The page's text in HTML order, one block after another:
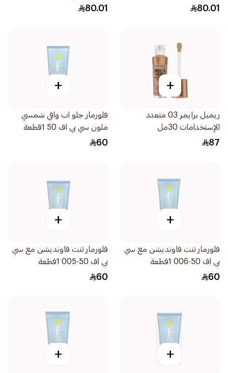
80.01
80.01
+
ريميل برايمر 03 متعدد
الإستخدامات 30مل
87
+
فلورمار جلو اب واقي شمسي
ملون سي بي اف 50 1قطعة
60
+
فلورمار تنت فاونديشن مع سي
بي اف 50-006 1قطعة
60
+
فلورمار تنت فاونديشن مع سي
بي اف 50-005 1قطعة
60
+
+